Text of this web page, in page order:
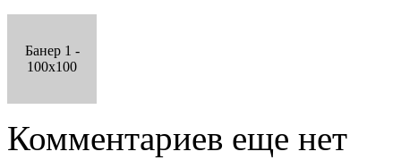
Банер 1 -
100x100
Комментариев еще нет